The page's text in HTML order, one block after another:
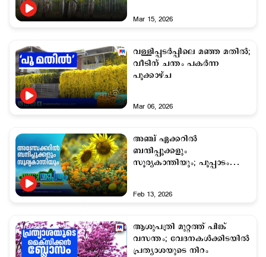
Mar 15, 2026
വള്ളിപ്പടര്‍പ്പിലെ മഞ്ഞ മതില്‍;
വീടിന് ചന്തം പകര്‍ന്ന
പൂക്കാഴ്ച
Mar 06, 2026
അഞ്ച് ഏക്കറിൽ
ബന്ദിപ്പൂക്കളും
സൂര്യകാന്തിയും; പൂപ്പാടം
Feb 13, 2026
ആശുപത്രി മുറ്റത്ത് പിങ്ക്
വസന്തം; വേദനകൾക്കിടയിൽ
പ്രത്യാശയുടെ നിറം